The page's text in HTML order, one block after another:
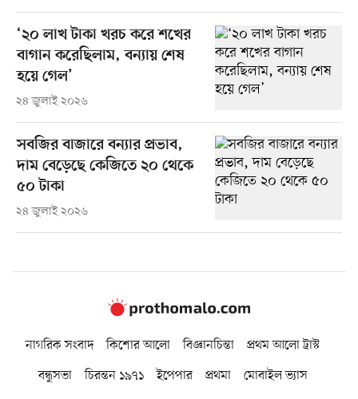
‘২০ লাখ টাকা খরচ করে শখের
বাগান করেছিলাম, বন্যায় শেষ
হয়ে গেল’
২৪ জুলাই ২০২৬
সবজির বাজারে বন্যার প্রভাব,
দাম বেড়েছে কেজিতে ২০ থেকে
৫০ টাকা
২৪ জুলাই ২০২৬
নাগরিক সংবাদ কিশোর আলো বিজ্ঞানচিন্তা
প্রথম আলো ট্রাস্ট
বন্ধুসভা
চিরন্তন ১৯৭১ ইপেপার প্রথমা মোবাইল ভ্যাস